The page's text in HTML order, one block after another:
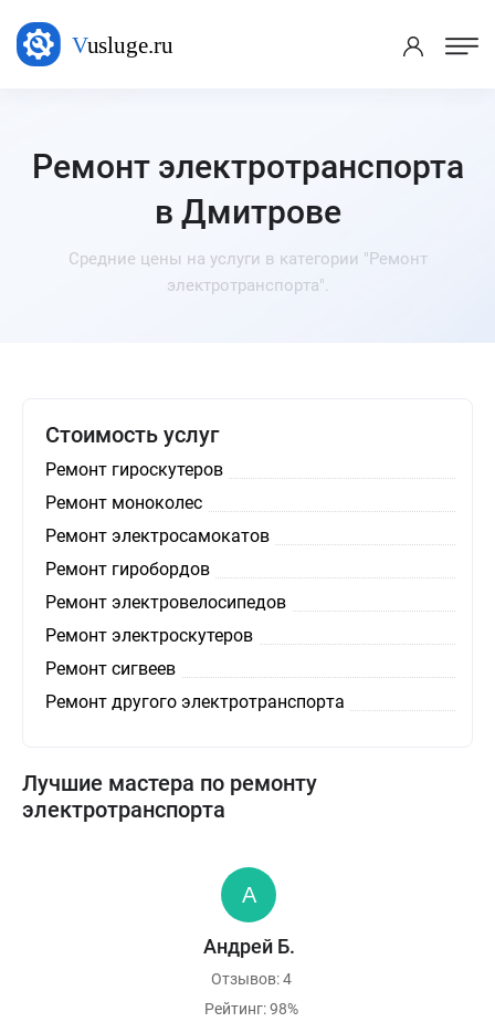
Ремонт электротранспорта
в Дмитрове
Средние цены на услуги в категории "Ремонт
электротранспорта".
Стоимость услуг
Ремонт гироскутеров
Ремонт моноколес
Ремонт электросамокатов
Ремонт гиробордов
Ремонт электровелосипедов
Ремонт электроскутеров
Ремонт сигвеев
Ремонт другого электротранспорта
Лучшие мастера по ремонту
электротранспорта
Андрей Б.
Отзывов: 4
Рейтинг: 98%